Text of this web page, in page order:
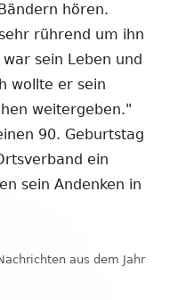
hören.
rührend um ihn
sein Leben und
wollte er sein
weitergeben."
90. Geburtstag
ein
sein Andenken in
aus dem Jahr